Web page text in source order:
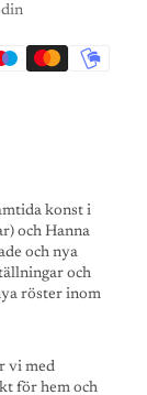
konst i
och Hanna
och nya
och
röster inom
vi med
för hem och